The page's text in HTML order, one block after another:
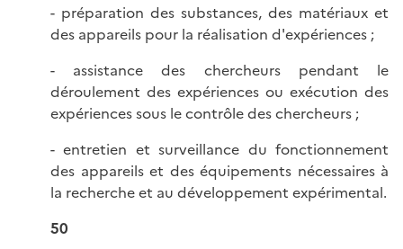
- préparation des substances, des matériaux et
des appareils pour la réalisation d'expériences ;
- assistance des chercheurs pendant le
déroulement des expériences ou exécution des
expériences sous le contrôle des chercheurs ;
- entretien et surveillance du fonctionnement
des appareils et des équipements nécessaires à
la recherche et au développement expérimental.
50